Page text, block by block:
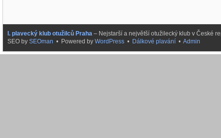
I. plavecký klub otužilců Praha – Nejstarší a největší otužilecký klub v České
SEO by SEOman • Powered by WordPress • Dálkové plavání • Admin